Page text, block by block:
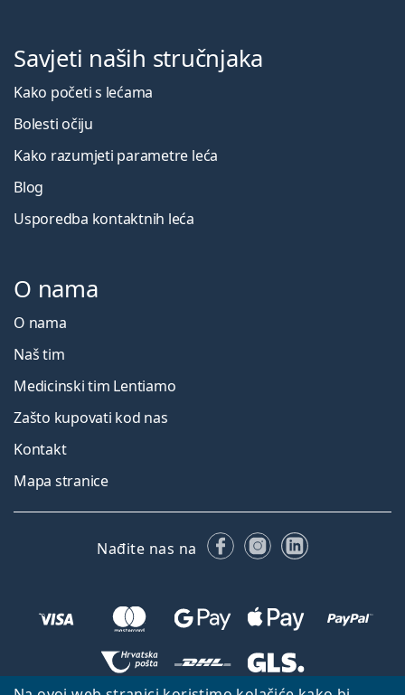
Savjeti naših stručnjaka
Kako početi s lećama
Bolesti očiju
Kako razumjeti parametre leća
Blog
Usporedba kontaktnih leća
O nama
O nama
Naš tim
Medicinski tim Lentiamo
Zašto kupovati kod nas
Kontakt
Mapa stranice
Nađite nas na FacebookuInstagramu
LinkedIn